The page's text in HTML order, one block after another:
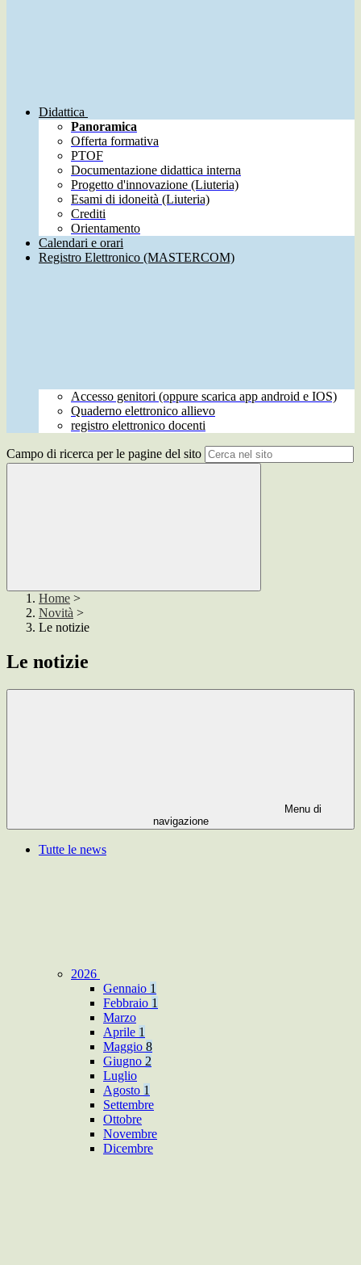
Didattica
Panoramica
Offerta formativa
PTOF
Documentazione didattica interna
Progetto d'innovazione (Liuteria)
Esami di idoneità (Liuteria)
Crediti
Orientamento
Calendari e orari
Registro Elettronico (MASTERCOM)
Accesso genitori (oppure scarica app android e IOS)
Quaderno elettronico allievo
registro elettronico docenti
Campo di ricerca per le pagine del sito
Home >
Novità >
Le notizie
Le notizie
Menu di
navigazione
Tutte le news
2026
Gennaio 1
Febbraio 1
Marzo
Aprile 1
Maggio 8
Giugno 2
Luglio
Agosto 1
Settembre
Ottobre
Novembre
Dicembre